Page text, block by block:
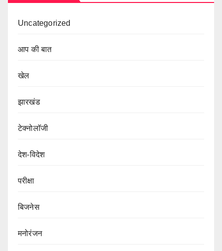
Uncategorized
आप की बात
खेल
झारखंड
टेक्नोलॉजी
देश-विदेश
परीक्षा
बिजनेस
मनोरंजन